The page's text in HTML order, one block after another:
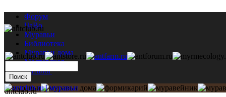
Форум
ЧаВо
Муравьи
Библиотека
Муравьи дома
Мастерская
Каталог
antclub.ru